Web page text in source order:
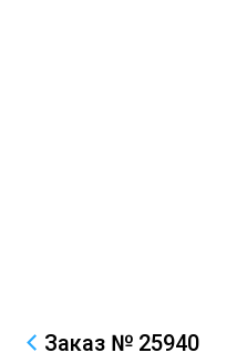
Заказ № 25940